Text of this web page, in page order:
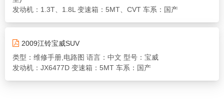
发动机：1.3T、1.8L 变速箱：5MT、CVT 车系：国产
2009江铃宝威SUV
类型：维修手册,电路图 语言：中文 型号：宝威
发动机：JX6477D 变速箱：5MT 车系：国产